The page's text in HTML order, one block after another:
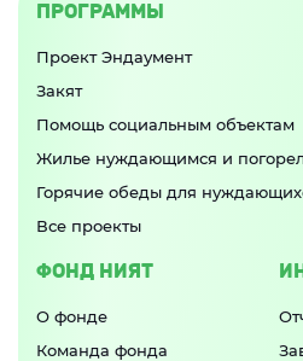
ПРОГРАММЫ
Проект Эндаумент
Закят
Помощь социальным объектам
Жилье нуждающимся и
Горячие обеды для
Все проекты
ФОНД НИЯТ
О фонде
Команда фонда